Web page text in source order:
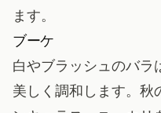
ます。
ブーケ
白やブラッシュのバラ
美しく調和します。秋